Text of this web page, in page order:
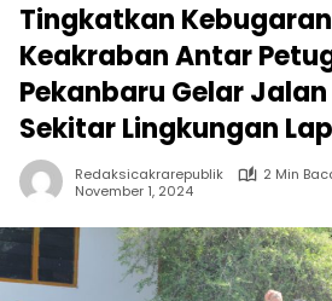
Tingkatkan
Keakraban Antar
Pekanbaru Gelar
Sekitar Lingkungan
Redaksicakrarepublik
2 Min
November 1, 2024